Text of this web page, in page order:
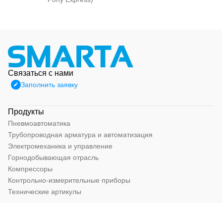
Связаться с нами
Заполнить заявку
Продукты
Пневмоавтоматика
Трубопроводная арматура и автоматизация
Электромеханика и управление
Горнодобывающая отрасль
Компрессоры
Контрольно-измерительные приборы
Технические артикулы